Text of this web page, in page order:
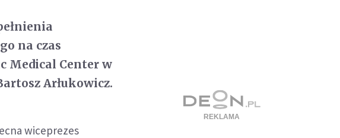
na czas
Medical Center w
Arłukowicz.
wiceprezes